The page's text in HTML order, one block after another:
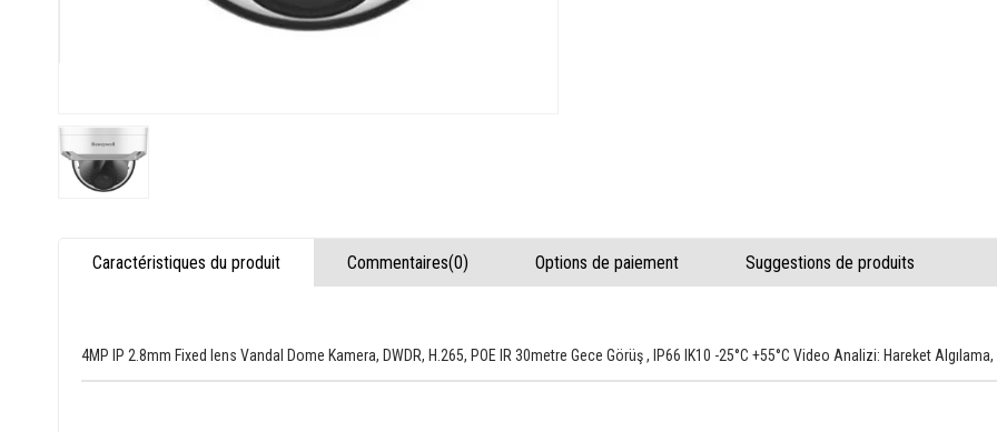
Caractéristiques du produit Commentaires(0) Options de paiement Suggestions de produits
4MP IP 2.8mm Fixed lens Vandal Dome Kamera, DWDR, H.265, POE IR 30metre Gece Görüş , IP66 IK10 -25°C +55°C Video Analizi: Hareket